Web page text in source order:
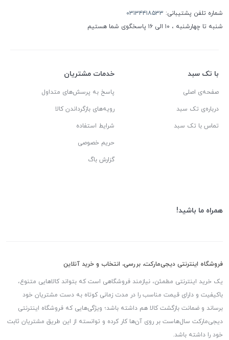
شماره تلفن پشتیبانی: ۰۳۱۳۴۴۱۸۵۳۳
شنبه تا چهارشنبه ، ۱۰ الی ۱۶ پاسخگوی شما هستیم
با تک سبد
صفحه‌ی اصلی
درباره‌ی تک سبد
تماس با تک سبد
خدمات مشتریان
پاسخ به پرسش‌های متداول
رویه‌های بازگرداندن کالا
شرایط استفاده
حریم خصوصی
گزارش باگ
همراه ما باشید!
فروشگاه اینترنتی دیجی‌مارکت، بررسی، انتخاب و خرید آنلاین
یک خرید اینترنتی مطمئن، نیازمند فروشگاهی است که بتواند کالاهایی متنوع،
باکیفیت و دارای قیمت مناسب را در مدت زمانی کوتاه به دست مشتریان خود
برساند و ضمانت بازگشت کالا هم داشته باشد؛ ویژگی‌هایی که فروشگاه اینترنتی
دیجی‌مارکت سال‌هاست بر روی آن‌ها کار کرده و توانسته از این طریق مشتریان ثابت
خود را داشته باشد.